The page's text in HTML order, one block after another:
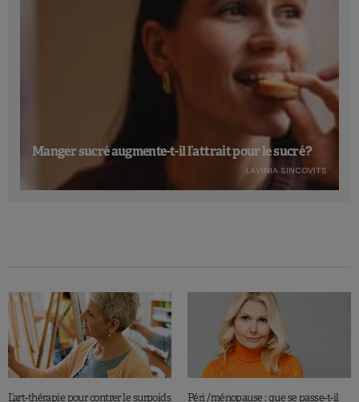
Manger sucré augmente-t-il l’attrait pour le sucré ?
LAVINIA SINCOVITS
L’art-thérapie pour contrer le surpoids Péri /ménopause : que se passe-t-il